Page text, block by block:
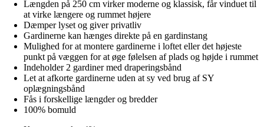
Længden på 250 cm virker moderne og klassisk, får vinduet til
at virke længere og rummet højere
Dæmper lyset og giver privatliv
Gardinerne kan hænges direkte på en gardinstang
Mulighed for at montere gardinerne i loftet eller det højeste
punkt på væggen for at øge følelsen af plads og højde i rummet
Indeholder 2 gardiner med draperingsbånd
Let at afkorte gardinerne uden at sy ved brug af SY
oplægningsbånd
Fås i forskellige længder og bredder
100% bomuld